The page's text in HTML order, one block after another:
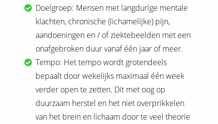
Doelgroep: Mensen met langdurige mentale
klachten, chronische (lichamelijke) pijn,
aandoeningen en / of ziektebeelden met een
onafgebroken duur vanaf één jaar of meer.
Tempo: Het tempo wordt grotendeels
bepaalt door wekelijks maximaal één week
verder open te zetten. Dit met oog op
duurzaam herstel en het niet overprikkelen
van het brein en lichaam door te veel theorie